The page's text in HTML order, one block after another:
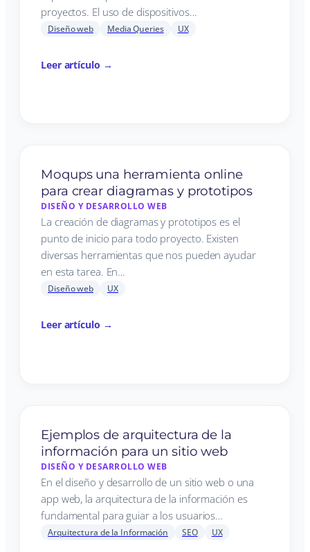
proyectos. El uso de dispositivos…
Diseño web Media Queries UX
Leer artículo →
Moqups una herramienta online
para crear diagramas y prototipos
DISEÑO Y DESARROLLO WEB
La creación de diagramas y prototipos es el
punto de inicio para todo proyecto. Existen
diversas herramientas que nos pueden ayudar
en esta tarea. En…
Diseño web UX
Leer artículo →
Ejemplos de arquitectura de la
información para un sitio web
DISEÑO Y DESARROLLO WEB
En el diseño y desarrollo de un sitio web o una
app web, la arquitectura de la información es
fundamental para guiar a los usuarios…
Arquitectura de la Información SEO UX